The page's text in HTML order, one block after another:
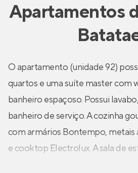
Apartamentos
O apartamento (unidade 92)
quartos e uma suíte master com
banheiro espaçoso. Possui
banheiro de serviço. A cozinha
com armários Bontempo, metais
e cooktop Electrolux. A sala de